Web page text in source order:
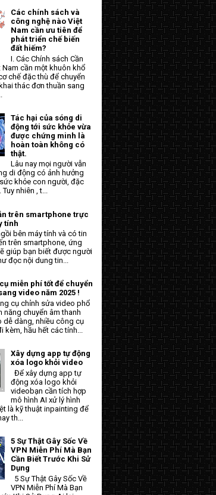
Các chính sách và
công nghệ nào Việt
Nam cần ưu tiên để
phát triển chế biến
đất hiếm?
I. Các Chính sách Cần
Nam cần một khuôn khổ
chế đặc thù để chuyển
thác đơn thuần sang
Tác hại của sóng di
động tới sức khỏe vừa
được chứng minh là
hoàn toàn không có
thật.
Lâu nay mọi người vẫn
di động có ảnh hưởng
khỏe con người, đặc
Tuy nhiên , t...
trên smartphone trực
tính
bên máy tính và có tin
trên smartphone, ứng
giúp bạn biết được người
đọc nội dung tin...
miễn phí tốt để chuyển
video năm 2025 !
cụ chỉnh sửa video phổ
năng chuyển âm thanh
dễ dàng, nhiều công cụ
kèm, hầu hết các tính...
Xây dựng app tự động
xóa logo khỏi video
Để xây dựng app tự
động xóa logo khỏi
videobạn cần tích hợp
mô hình AI xử lý hình
là kỹ thuật inpainting để
th...
5 Sự Thật Gây Sốc Về
VPN Miễn Phí Mà Bạn
Cần Biết Trước Khi Sử
Dụng
5 Sự Thật Gây Sốc Về
VPN Miễn Phí Mà Bạn